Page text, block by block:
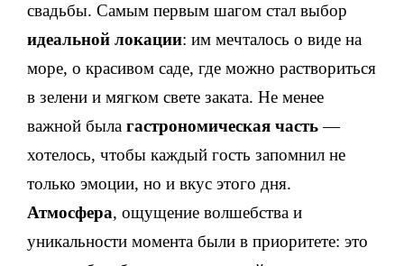
свадьбы. Самым первым шагом стал выбор
идеальной локации: им мечталось о виде на
море, о красивом саде, где можно раствориться
в зелени и мягком свете заката. Не менее
важной была гастрономическая часть—
хотелось, чтобы каждый гость запомнил не
только эмоции, но и вкус этого дня.
Атмосфера, ощущение волшебства и
уникальности момента были в приоритете: это